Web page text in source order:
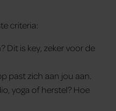
criteria:
Dit is key, zeker voor de
past zich aan jou aan.
yoga of herstel? Hoe